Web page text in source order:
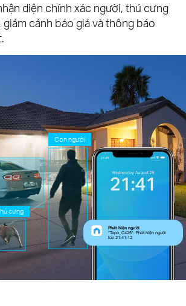
diện chính xác người, thú cưng
cảnh báo giả và thông báo
cưng
Con người
Phát hiện người
“Tapo_C425”: Phát hiện người
lúc 21:41:12